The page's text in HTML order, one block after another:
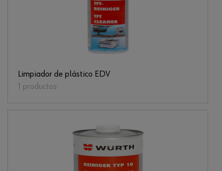
Limpiador de plástico EDV
1 productos